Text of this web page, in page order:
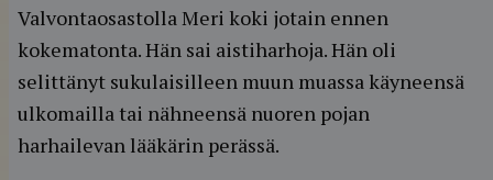
Valvontaosastolla Meri koki jotain ennen
kokematonta. Hän sai aistiharhoja. Hän oli
selittänyt sukulaisilleen muun muassa käyneensä
ulkomailla tai nähneensä nuoren pojan
harhailevan lääkärin perässä.